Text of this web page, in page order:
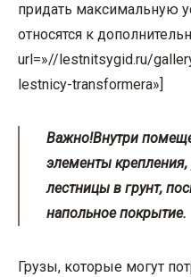
придать максимальную
относятся к
url=»//lestnitsygid.ru/
lestnicy-transformera»]
Важно!Внутри
элементы крепления,
лестницы в грунт,
напольное покрытие.
Грузы, которые могут